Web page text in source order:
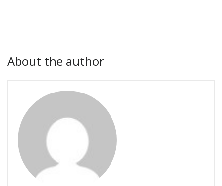
About the author